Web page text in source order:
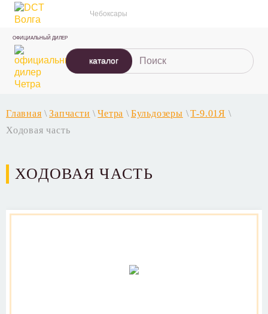
Чебоксары
ОФИЦИАЛЬНЫЙ ДИЛЕР
каталог
Главная \ Запчасти \ Четра \ Бульдозеры \ T-9.01Я \
Ходовая часть
ХОДОВАЯ ЧАСТЬ